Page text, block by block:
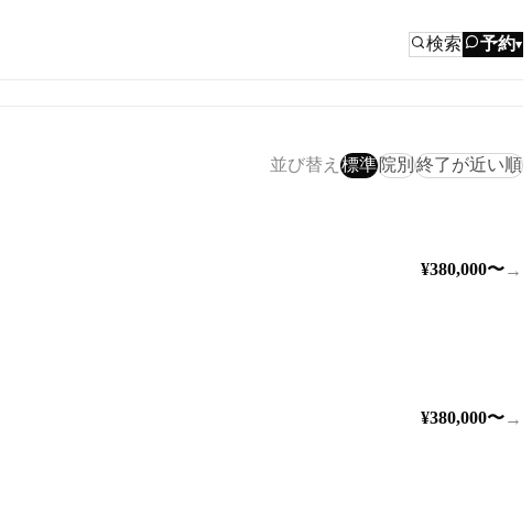
検索 予約▾
並び替え 標準院別終了が近い順
¥380,000〜→
¥380,000〜→